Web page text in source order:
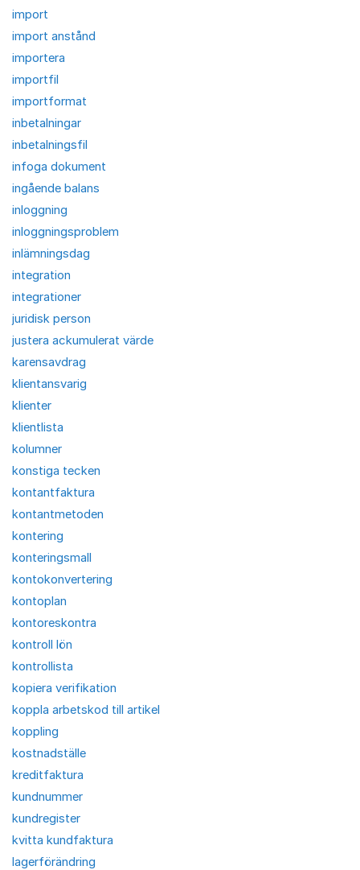
import
import anstånd
importera
importfil
importformat
inbetalningar
inbetalningsfil
infoga dokument
ingående balans
inloggning
inloggningsproblem
inlämningsdag
integration
integrationer
juridisk person
justera ackumulerat värde
karensavdrag
klientansvarig
klienter
klientlista
kolumner
konstiga tecken
kontantfaktura
kontantmetoden
kontering
konteringsmall
kontokonvertering
kontoplan
kontoreskontra
kontroll lön
kontrollista
kopiera verifikation
koppla arbetskod till artikel
koppling
kostnadställe
kreditfaktura
kundnummer
kundregister
kvitta kundfaktura
lagerförändring